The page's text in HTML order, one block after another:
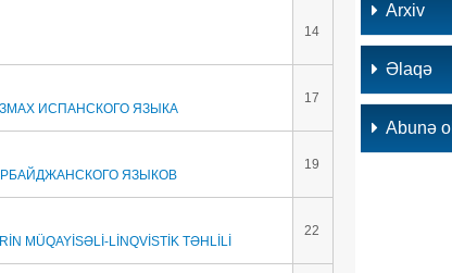
14
ИСПАНСКОГО ЯЗЫКА
17
ЯЗЫКОВ
19
MÜQAYİSƏLİ-LİNQVİSTİK TƏHLİLİ
22
Arxiv
Əlaqə
Abunə ol